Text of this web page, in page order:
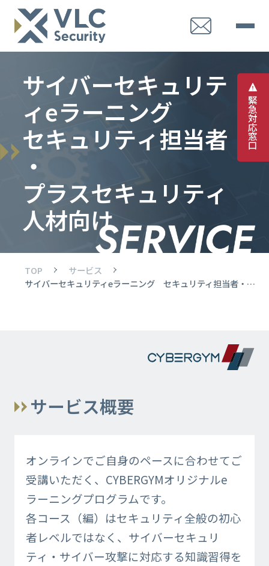
緊
急
対
応
窓
口
サイバーセキュ リテ
ィeラーニング
セキュ リティ担当者
・
プラスセキュ リティ
人材向け
TOP
サービス
サイバーセキュリティeラーニング セキュリティ担当者・プラスセキュリティ人材向け
サービス概要
オンラインでご自身のペースに合わせてご
受講いただく、CYBERGYMオリジナルe
ラーニングプログラムです。
各コース（編）はセキュリティ全般の初心
者レベルではなく、サイバーセキュリ
ティ・サイバー攻撃に対応する知識習得を